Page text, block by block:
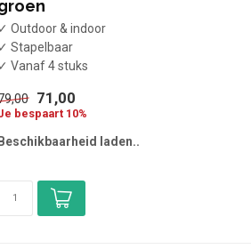
✓ Outdoor & indoor
✓ Stapelbaar
✓ Vanaf 4 stuks
71,00
bespaart 10%
Beschikbaarheid laden..